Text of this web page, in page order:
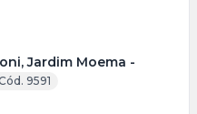
Jardim Moema -
9591